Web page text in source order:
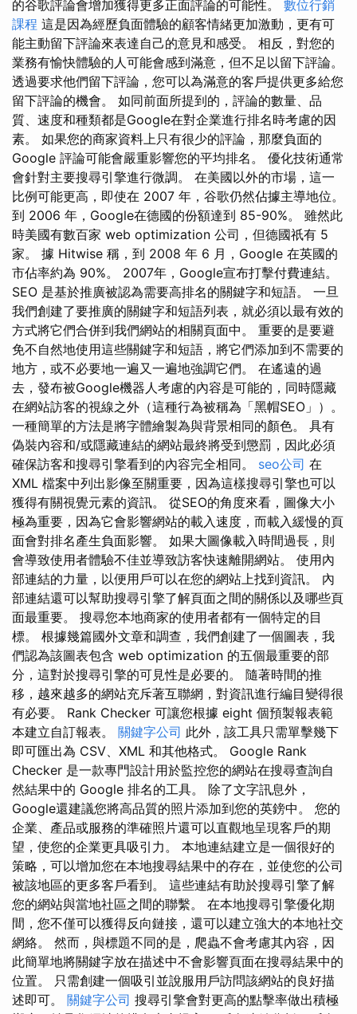
的谷歌評論會增加獲得更多正面評論的可能性。 數位行銷
課程 這是因為經歷負面體驗的顧客情緒更加激動，更有可
能主動留下評論來表達自己的意見和感受。 相反，對您的
業務有愉快體驗的人可能會感到滿意，但不足以留下評論。
透過要求他們留下評論，您可以為滿意的客戶提供更多給您
留下評論的機會。 如同前面所提到的，評論的數量、品
質、速度和種類都是Google在對企業進行排名時考慮的因
素。 如果您的商家資料上只有很少的評論，那麼負面的
Google 評論可能會嚴重影響您的平均排名。 優化技術通常
會針對主要搜尋引擎進行微調。 在美國以外的市場，這一
比例可能更高，即使在 2007 年，谷歌仍然佔據主導地位。
到 2006 年，Google在德國的份額達到 85-90%。 雖然此
時美國有數百家 web optimization 公司，但德國祇有 5
家。 據 Hitwise 稱，到 2008 年 6 月，Google 在英國的
市佔率約為 90%。 2007年，Google宣布打擊付費連結。
SEO 是基於推廣被認為需要高排名的關鍵字和短語。 一旦
我們創建了要推廣的關鍵字和短語列表，就必須以最有效的
方式將它們合併到我們網站的相關頁面中。 重要的是要避
免不自然地使用這些關鍵字和短語，將它們添加到不需要的
地方，或不必要地一遍又一遍地強調它們。 在遙遠的過
去，發布被Google機器人考慮的內容是可能的，同時隱藏
在網站訪客的視線之外（這種行為被稱為「黑帽SEO」）。
一種簡單的方法是將字體繪製為與背景相同的顏色。 具有
偽裝內容和/或隱藏連結的網站最終將受到懲罰，因此必須
確保訪客和搜尋引擎看到的內容完全相同。 seo公司 在
XML 檔案中列出影像至關重要，因為這樣搜尋引擎也可以
獲得有關視覺元素的資訊。 從SEO的角度來看，圖像大小
極為重要，因為它會影響網站的載入速度，而載入緩慢的頁
面會對排名產生負面影響。 如果大圖像載入時間過長，則
會導致使用者體驗不佳並導致訪客快速離開網站。 使用內
部連結的力量，以便用戶可以在您的網站上找到資訊。 內
部連結還可以幫助搜尋引擎了解頁面之間的關係以及哪些頁
面最重要。 搜尋您本地商家的使用者都有一個特定的目
標。 根據幾篇國外文章和調查，我們創建了一個圖表，我
們認為該圖表包含 web optimization 的五個最重要的部
分，這對於搜尋引擎的可見性是必要的。 隨著時間的推
移，越來越多的網站充斥著互聯網，對資訊進行編目變得很
有必要。 Rank Checker 可讓您根據 eight 個預製報表範
本建立自訂報表。 關鍵字公司 此外，該工具只需單擊幾下
即可匯出為 CSV、XML 和其他格式。 Google Rank
Checker 是一款專門設計用於監控您的網站在搜尋查詢自
然結果中的 Google 排名的工具。 除了文字訊息外，
Google還建議您將高品質的照片添加到您的英鎊中。 您的
企業、產品或服務的準確照片還可以直觀地呈現客戶的期
望，使您的企業更具吸引力。 本地連結建立是一個很好的
策略，可以增加您在本地搜尋結果中的存在，並使您的公司
被該地區的更多客戶看到。 這些連結有助於搜尋引擎了解
您的網站與當地社區之間的聯繫。 在本地搜尋引擎優化期
間，您不僅可以獲得反向鏈接，還可以建立強大的本地社交
網絡。 然而，與標題不同的是，爬蟲不會考慮其內容，因
此簡單地將關鍵字放在描述中不會影響頁面在搜尋結果中的
位置。 只需創建一個吸引並說服用戶訪問該網站的良好描
述即可。 關鍵字公司 搜尋引擎會對更高的點擊率做出積極